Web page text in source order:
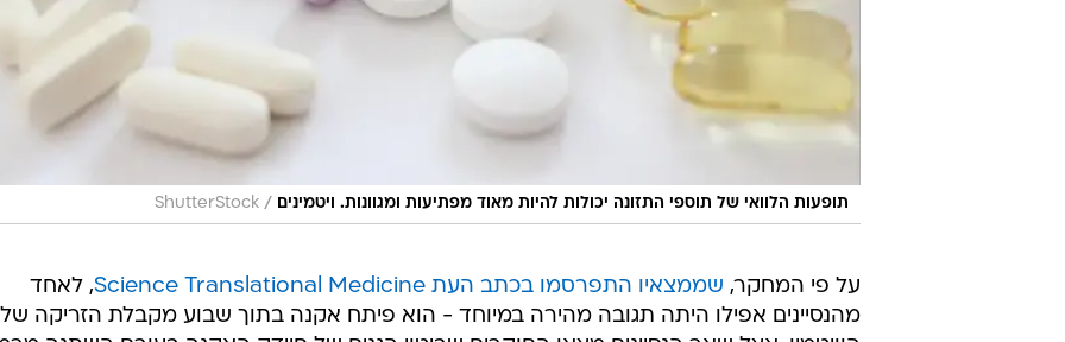
תופעות הלוואי של תוספי התזונה יכולות להיות מאוד מפתיעות ומגוונות. ויטמינים /
ShutterStock
על פי המחקר, שממצאיו התפרסמו בכתב העת Science Translational Medicine
, לאחד
מהנסיינים אפילו היתה תגובה מהירה במיוחד - הוא פיתח אקנה בתוך שבוע מקבלת הזריקה של